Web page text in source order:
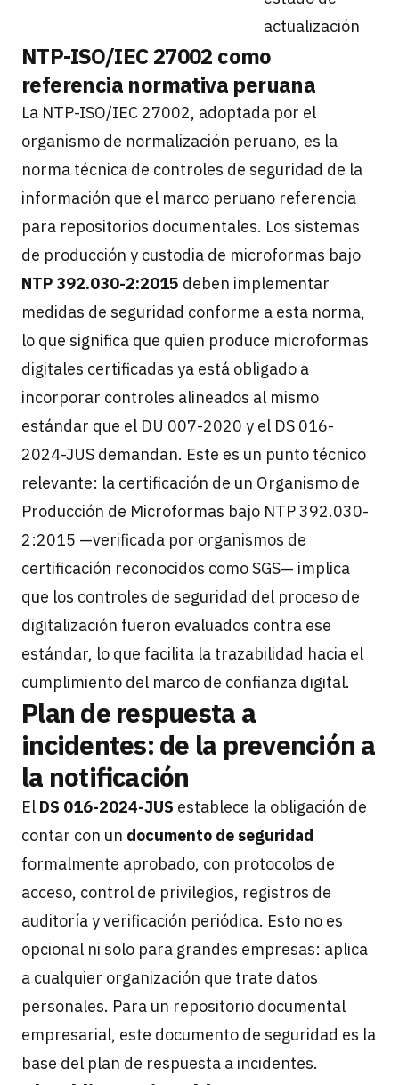
actualización
NTP-ISO/IEC 27002 como
referencia normativa peruana
La NTP-ISO/IEC 27002, adoptada por el
organismo de normalización peruano, es la
norma técnica de controles de seguridad de la
información que el marco peruano referencia
para repositorios documentales. Los sistemas
de producción y custodia de microformas bajo
NTP 392.030-2:2015 deben implementar
medidas de seguridad conforme a esta norma,
lo que significa que quien produce microformas
digitales certificadas ya está obligado a
incorporar controles alineados al mismo
estándar que el DU 007-2020 y el DS 016-
2024-JUS demandan. Este es un punto técnico
relevante: la certificación de un Organismo de
Producción de Microformas bajo NTP 392.030-
2:2015 —verificada por organismos de
certificación reconocidos como SGS— implica
que los controles de seguridad del proceso de
digitalización fueron evaluados contra ese
estándar, lo que facilita la trazabilidad hacia el
cumplimiento del marco de confianza digital.
Plan de respuesta a
incidentes: de la prevención a
la notificación
El DS 016-2024-JUS establece la obligación de
contar con un documento de seguridad
formalmente aprobado, con protocolos de
acceso, control de privilegios, registros de
auditoría y verificación periódica. Esto no es
opcional ni solo para grandes empresas: aplica
a cualquier organización que trate datos
personales. Para un repositorio documental
empresarial, este documento de seguridad es la
base del plan de respuesta a incidentes.